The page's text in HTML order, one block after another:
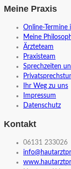
Meine Praxis
Online-
Meine
Ärzteteam
Praxisteam
Sprechzeiten
Ihr Weg zu uns
Impressum
Datenschutz
Kontakt
06131 233026